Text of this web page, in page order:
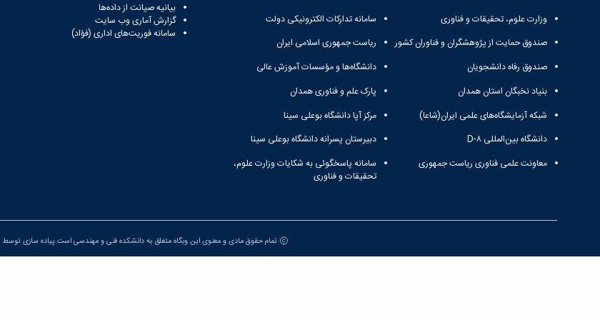
وزارت علوم، تحقیقات و فناوری
صندوق حمایت از پژوهشگران و فناوران کشور
صندوق رفاه دانشجویان
بنیاد نخبگان استان همدان
شبکه آزمایشگاه‌های علمی ایران(شاعا)
دانشگاه بین‌المللی D-۸
معاونت علمی فناوری ریاست جمهوری
سامانه تدارکات الکترونیکی دولت
ریاست جمهوری اسلامی ایران
دانشگاه‌ها و مؤسسات آموزش عالی
پارک علم و فناوری همدان
مرکز آپا دانشگاه بوعلی سینا
دبیرستان پسرانه دانشگاه بوعلی سینا
سامانه پاسخگوئی به شکایات وزارت علوم،
تحقیقات و فناوری
بیانیه صیانت از داده‌ها
گزارش آماری وب‌ سایت
سامانه فوریت‌های اداری (فؤاد)
تمام حقوق مادی و معنوی این وبگاه متعلق به دانشکده فنی و مهندسی است.پیاده سازی توسط